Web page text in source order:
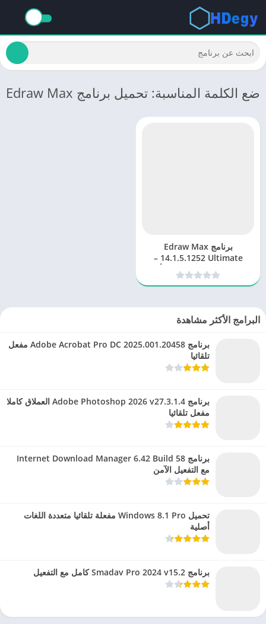
ضع الكلمة المناسبة: تحميل برنامج Edraw Max
برنامج Edraw Max
14.1.5.1252 Ultimate –
برنامج شامل لرسم جميع أنواع
المخططات
البرامج الأكثر مشاهدة
برنامج Adobe Acrobat Pro DC 2025.001.20458 مفعل
تلقائيا
برنامج Adobe Photoshop 2026 v27.3.1.4 العملاق كاملا
مفعل تلقائيا
برنامج Internet Download Manager 6.42 Build 58
مع التفعيل الآمن
تحميل Windows 8.1 Pro مفعلة تلقائيا متعددة اللغات
أصلية
برنامج Smadav Pro 2024 v15.2 كامل مع التفعيل